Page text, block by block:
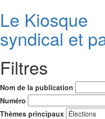
Le Kiosque
syndical et
Filtres
Nom de la publication
Numéro
Thèmes principaux